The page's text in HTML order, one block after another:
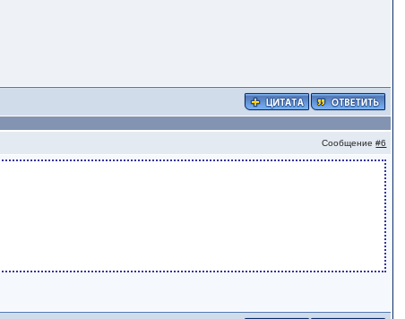
Сообщение#6